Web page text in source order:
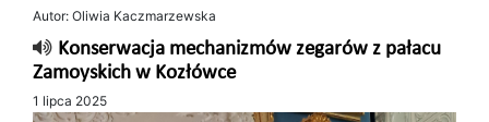
Autor: Oliwia Kaczmarzewska
Konserwacja mechanizmów zegarów z pałacu
Zamoyskich w Kozłówce
1 lipca 2025